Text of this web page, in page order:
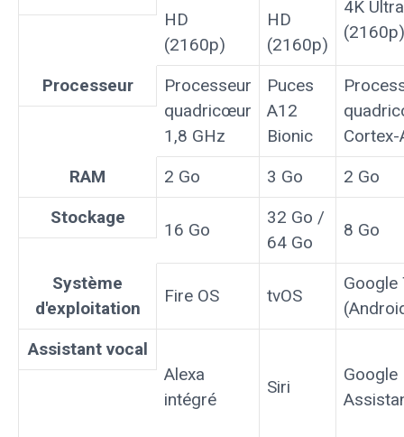
HD
(2160p)
HD
(2160p)
4K
(2160p)
Processeur
Processeur
quadricœur
1,8 GHz
Puces
A12
Bionic
RAM
2 Go 3 Go
2 Go
Stockage
16 Go
32 Go /
64 Go
8 Go
Système
d'exploitation
Fire OS tvOS
Google
Assistant vocal
Alexa
intégré
Siri
Google